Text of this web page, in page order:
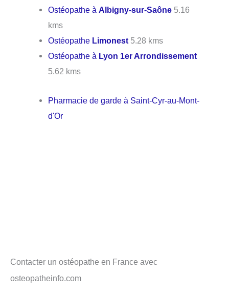
Ostéopathe àAlbigny-sur-Saône 5.16
kms
Ostéopathe Limonest 5.28 kms
Ostéopathe à Lyon 1er Arrondissement
5.62 kms
Pharmacie de garde à Saint-Cyr-au-Mont-
d'Or
Contacter un ostéopathe en France avec
osteopatheinfo.com